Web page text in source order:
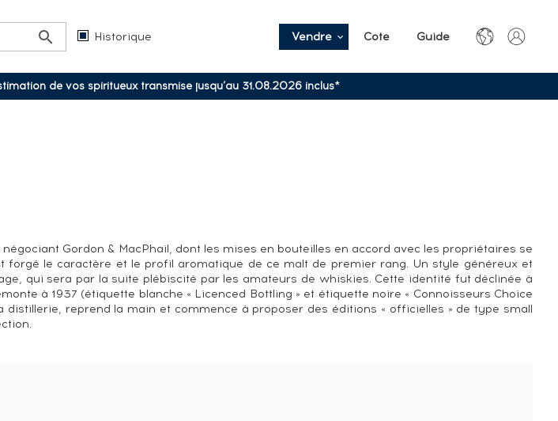
Historique Vendre Cote Guide
de vos spiritueux transmise jusqu’au 31.08.2026 inclus*
Gordon & MacPhail, dont les mises en bouteilles en accord avec les propriétaires se
le caractère et le profil aromatique de ce malt de premier rang. Un style généreux et
qui sera par la suite plébiscité par les amateurs de whiskies. Cette identité fut déclinée à
à 1937 (étiquette blanche « Licenced Bottling » et étiquette noire « Connoisseurs Choice
reprend la main et commence à proposer des éditions « officielles » de type small